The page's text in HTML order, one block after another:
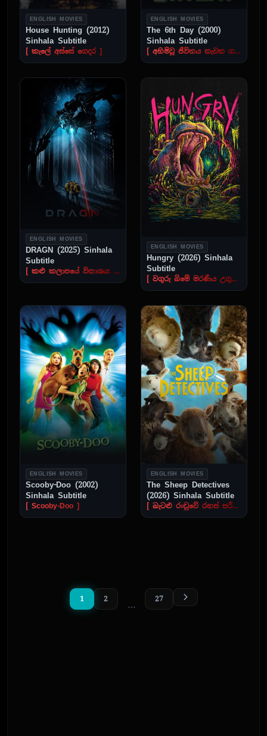
ENGLISH MOVIES
House Hunting (2012)
Sinhala Subtitle
[ කැලේ අස්සේ ගෙදර ]
ENGLISH MOVIES
The 6th Day (2000)
Sinhala Subtitle
[ අහිමිවූ ජීවිතය නැවත ගන්න මාරාන්තික අරගලයක ]
ENGLISH MOVIES
DRAGN (2025) Sinhala
Subtitle
[ කළු කලාපයේ විනාශය: 'ඩ්‍රැග්න්' (DRAGN) ]
ENGLISH MOVIES
Hungry (2026) Sinhala
Subtitle
[ වගුරු බිමේ මරණීය උගුල ]
ENGLISH MOVIES
Scooby-Doo (2002)
Sinhala Subtitle
[ Scooby-Doo ]
ENGLISH MOVIES
The Sheep Detectives
(2026) Sinhala Subtitle
[ බැටළු රංචුවේ රහස් පරීක්ෂකයා: ]
1 2 … 27